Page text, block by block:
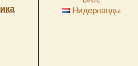
Нидерланды